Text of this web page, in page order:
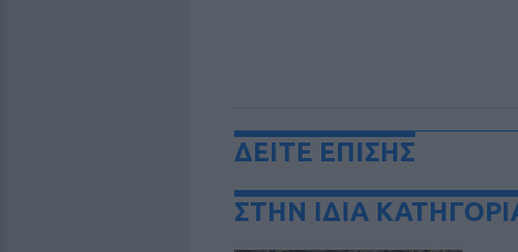
ΔΕΙΤΕ ΕΠΙΣΗΣ
ΣΤΗΝ ΙΔΙΑ